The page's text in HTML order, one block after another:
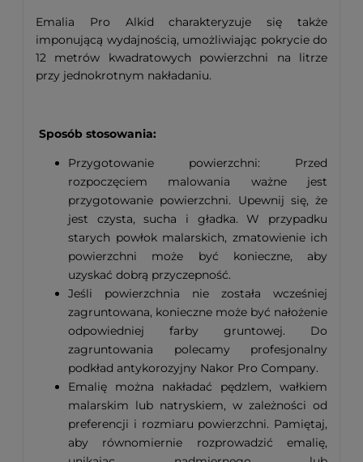
Emalia Pro Alkid charakteryzuje się także
imponującą wydajnością, umożliwiając pokrycie do
12 metrów kwadratowych powierzchni na litrze
przy jednokrotnym nakładaniu.
Sposób stosowania:
Przygotowanie powierzchni: Przed
rozpoczęciem malowania ważne jest
przygotowanie powierzchni. Upewnij się, że
jest czysta, sucha i gładka. W przypadku
starych powłok malarskich, zmatowienie ich
powierzchni może być konieczne, aby
uzyskać dobrą przyczepność.
Jeśli powierzchnia nie została wcześniej
zagruntowana, konieczne może być nałożenie
odpowiedniej farby gruntowej. Do
zagruntowania polecamy profesjonalny
podkład antykorozyjny Nakor Pro Company.
Emalię można nakładać pędzlem, wałkiem
malarskim lub natryskiem, w zależności od
preferencji i rozmiaru powierzchni. Pamiętaj,
aby równomiernie rozprowadzić emalię,